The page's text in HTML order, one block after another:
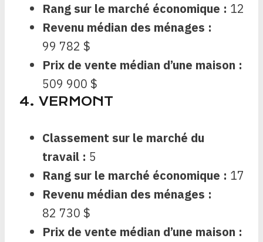
Rang sur le marché économique : 12
Revenu médian des ménages :
99 782 $
Prix ​​de vente médian d’une maison :
509 900 $
4. VERMONT
Classement sur le marché du
travail : 5
Rang sur le marché économique : 17
Revenu médian des ménages :
82 730 $
Prix ​​de vente médian d’une maison :